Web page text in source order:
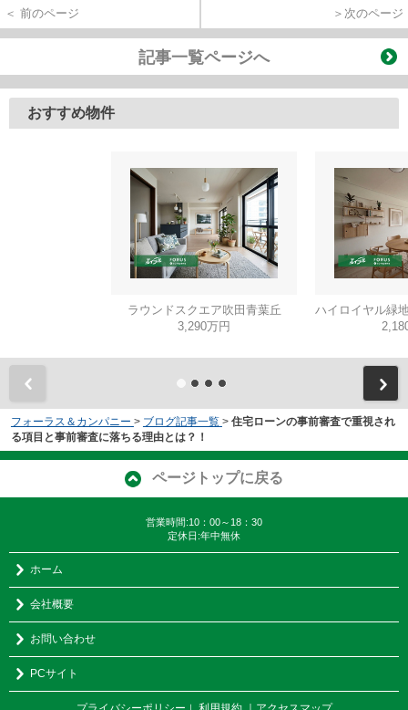
＜ 前のページ ＞次のページ
記事一覧ページへ
おすすめ物件
ラウンドスクエア吹田青葉丘
3,290万円
ハイロイヤル緑
フォーラス＆カンパニー > ブログ記事一覧 > 住宅ローンの事前審査で重視され
る項目と事前審査に落ちる理由とは？！
ページトップに戻る
営業時間:10：00～18：30
定休日:年中無休
ホーム
会社概要
お問い合わせ
PCサイト